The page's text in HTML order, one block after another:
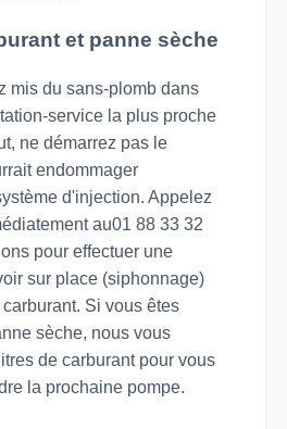
et panne sèche
mis du sans-plomb dans
service la plus proche
ne démarrez pas le
endommager
d'injection. Appelez
au01 88 33 32
pour effectuer une
sur place (siphonnage)
Si vous êtes
sèche, nous vous
de carburant pour vous
la prochaine pompe.